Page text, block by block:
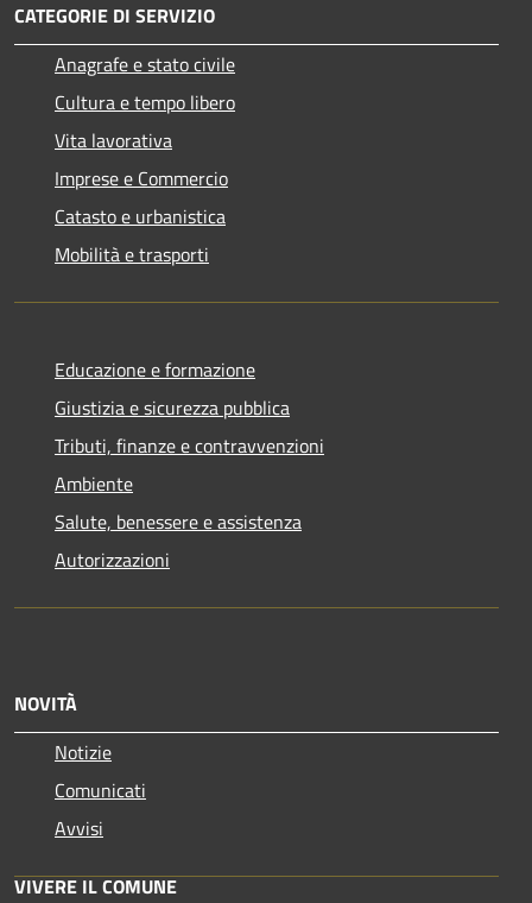
CATEGORIE DI SERVIZIO
Anagrafe e stato civile
Cultura e tempo libero
Vita lavorativa
Imprese e Commercio
Catasto e urbanistica
Mobilità e trasporti
Educazione e formazione
Giustizia e sicurezza pubblica
Tributi, finanze e contravvenzioni
Ambiente
Salute, benessere e assistenza
Autorizzazioni
NOVITÀ
Notizie
Comunicati
Avvisi
VIVERE IL COMUNE